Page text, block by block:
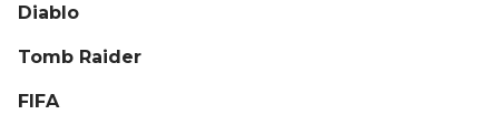
Diablo
Tomb Raider
FIFA